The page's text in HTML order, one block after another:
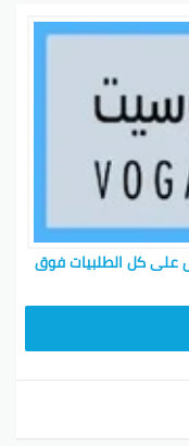
كل الطلبيات فوق